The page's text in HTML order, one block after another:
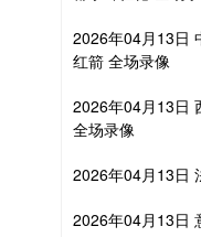
2026年04月13日
红箭 全场录像
2026年04月13日
全场录像
2026年04月13日
2026年04月13日